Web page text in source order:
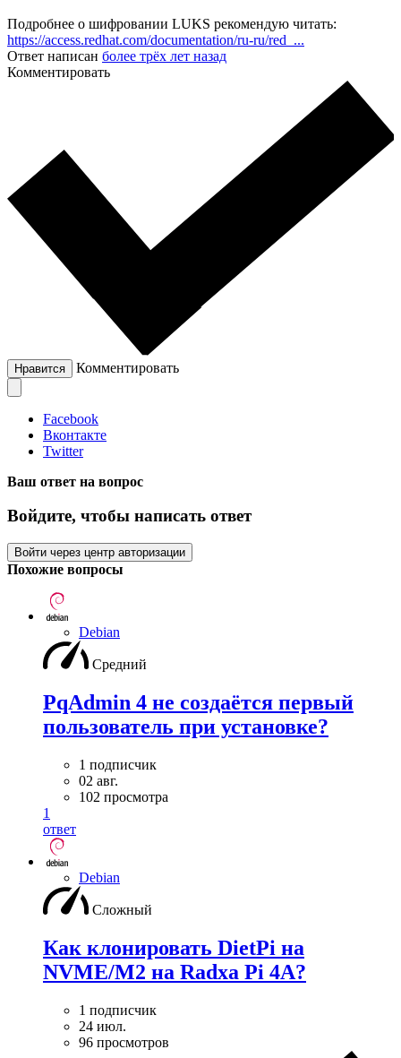
Подробнее о шифровании LUKS рекомендую читать:
https://access.redhat.com/documentation/ru-ru/red_...
Ответ написан более трёх лет назад
Комментировать
Нравится Комментировать
Facebook
Вконтакте
Twitter
Ваш ответ на вопрос
Войдите, чтобы написать ответ
Войти через центр авторизации
Похожие вопросы
Debian
Средний
PqAdmin 4 не создаётся первый
пользователь при установке?
1 подписчик
02 авг.
102 просмотра
1
ответ
Debian
Сложный
Как клонировать DietPi на
NVME/M2 на Radxa Pi 4A?
1 подписчик
24 июл.
96 просмотров